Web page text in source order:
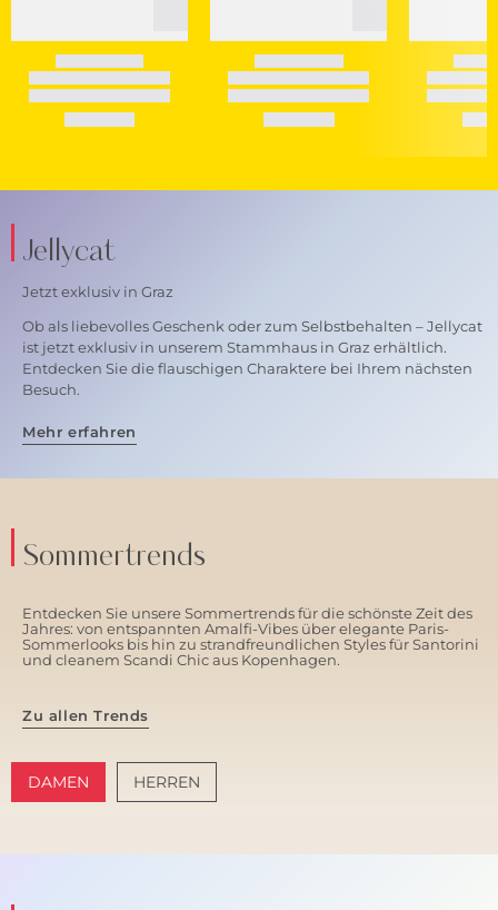
Jellycat
Jetzt exklusiv in Graz
Ob als liebevolles Geschenk oder zum Selbstbehalten – Jellycat
ist jetzt exklusiv in unserem Stammhaus in Graz erhältlich.
Entdecken Sie die flauschigen Charaktere bei Ihrem nächsten
Besuch.
Mehr erfahren
Sommertrends
Entdecken Sie unsere Sommertrends für die schönste Zeit des
Jahres: von entspannten Amalfi-Vibes über elegante Paris-
Sommerlooks bis hin zu strandfreundlichen Styles für Santorini
und cleanem Scandi Chic aus Kopenhagen.
Zu allen Trends
DAMEN HERREN